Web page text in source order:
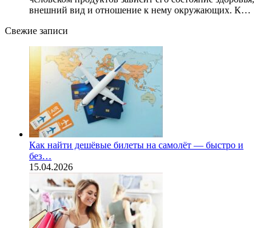
внешний вид и отношение к нему окружающих. К…
Свежие записи
Как найти дешёвые билеты на самолёт — быстро и
без…
15.04.2026